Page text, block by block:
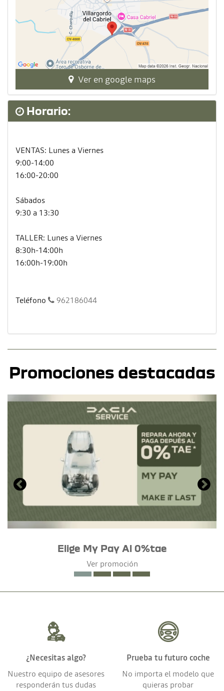
Ver en google maps
Horario:
VENTAS: Lunes a Viernes
9:00-14:00
16:00-20:00
Sábados
9:30 a 13:30
TALLER: Lunes a Viernes
8:30h-14:00h
16:00h-19:00h
Teléfono 962186044
Promociones destacadas
Elige My Pay Al 0%tae
Ver promoción
¿Necesitas algo?
Nuestro equipo de asesores
responderán tus dudas
Prueba tu futuro coche
No importa el modelo que
quieras probar